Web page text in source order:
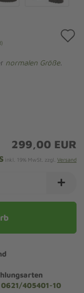
normalen Größe.
299,00 EUR
inkl. 19% MwSt. zzgl. Versand
0621/405401-10